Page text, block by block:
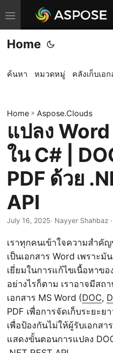
T
o
g
l
a
v
i
g
t
i
o
n
Home
ค้นหา หมวดหมู่ คลังเก็บเอ
Home » Aspose.Clouds
แปลง Word
ใน C# |
PDF ด้วย
API
July 16, 2025· Nayyer Shahbaz
เราทุกคนเข้าใจความสำคั
เป็นเอกสาร Word เพราะ
เยี่ยมในการแก้ไขเนื้อหาขอ
อย่างไรก็ตาม เราอาจมีสถ
เอกสาร MS Word (DOC,
PDF เพื่อการจัดเก็บระยะย
เพื่อป้องกันไม่ให้ผู้รับเอกส
แสดงขั้นตอนการแปลง